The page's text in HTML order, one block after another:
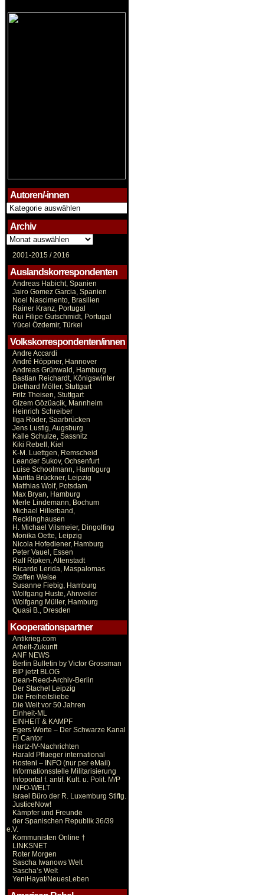
Autoren/-innen
Autoren/-
innen
Archiv
Archiv
2001-2015 /2016
Auslandskorrespondenten
Andreas Habicht, Spanien
Jairo Gomez Garcia, Spanien
Noel Nascimento, Brasilien
Rainer Kranz, Portugal
Rui Filipe Gutschmidt, Portugal
Yücel Özdemir, Türkei
Volkskorrespondenten/innen
Andre Accardi
André Höppner, Hannover
Andreas Grünwald, Hamburg
Bastian Reichardt, Königswinter
Diethard Möller, Stuttgart
Fritz Theisen, Stuttgart
Gizem Gözüacik, Mannheim
Heinrich Schreiber
Ilga Röder, Saarbrücken
Jens Lustig, Augsburg
Kalle Schulze, Sassnitz
Kiki Rebell, Kiel
K-M. Luettgen, Remscheid
Leander Sukov, Ochsenfurt
Luise Schoolmann, Hambgurg
Maritta Brückner, Leipzig
Matthias Wolf, Potsdam
Max Bryan, Hamburg
Merle Lindemann, Bochum
Michael Hillerband,
Recklinghausen
H. Michael Vilsmeier, Dingolfing
Monika Oette, Leipzig
Nicola Hofediener, Hamburg
Peter Vauel, Essen
Ralf Ripken, Altenstadt
Ricardo Lerida, Maspalomas
Steffen Weise
Susanne Fiebig, Hamburg
Wolfgang Huste, Ahrweiler
Wolfgang Müller, Hamburg
Quasi B., Dresden
Kooperationspartner
Antikrieg.com
Arbeit-Zukunft
ANF NEWS
Berlin Bulletin by Victor Grossman
BIP jetzt BLOG
Dean-Reed-Archiv-Berlin
Der Stachel Leipzig
Die Freiheitsliebe
Die Welt vor 50 Jahren
Einheit-ML
EINHEIT & KAMPF
Egers Worte – Der Schwarze Kanal
El Cantor
Hartz-IV-Nachrichten
Harald Pflueger international
Hosteni – INFO (nur per eMail)
Informationsstelle Militarisierung
Infoportal f. antif. Kult. u. Polit. M/P
INFO-WELT
Israel Büro der R. Luxemburg Stiftg.
JusticeNow!
Kämpfer und Freunde
der Spanischen Republik 36/39
e.V.
Kommunisten Online †
LINKSNET
Roter Morgen
Sascha Iwanows Welt
Sascha’s Welt
YeniHayat/NeuesLeben